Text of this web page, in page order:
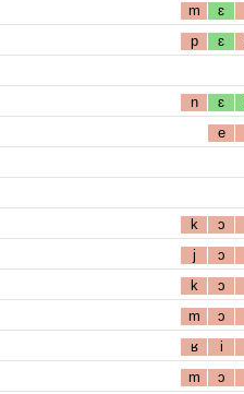
m ɛ
p ɛ
n ɛ
e
k ɔ
j ɔ
k ɔ
m ɔ
ʁ i
m ɔ